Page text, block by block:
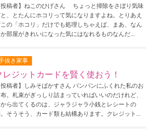
投稿者】ねこのひげさん ちょっと掃除をさぼり気味
、とたんにホコリって気になりますよね。とりあえ
の「ホコリ」だけでも処理しちゃえば、まあ、なん
か部屋がきれいになった気にはなれるものなんだ...
抜き家事
レジットカードを賢く使おう！
投稿者】しみそばかすさん パンパンにふくれた私のお
。札束がぎっしり詰まっていればいいのだけれど、
ら出てくるのは、ジャラジャラ小銭とレシートの
そうそう、カード類も結構あります。クレジット...